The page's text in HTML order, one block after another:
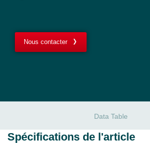
Nous contacter
Data Table
Spécifications de l'article